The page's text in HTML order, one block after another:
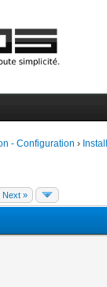
- Configuration ›
Next »